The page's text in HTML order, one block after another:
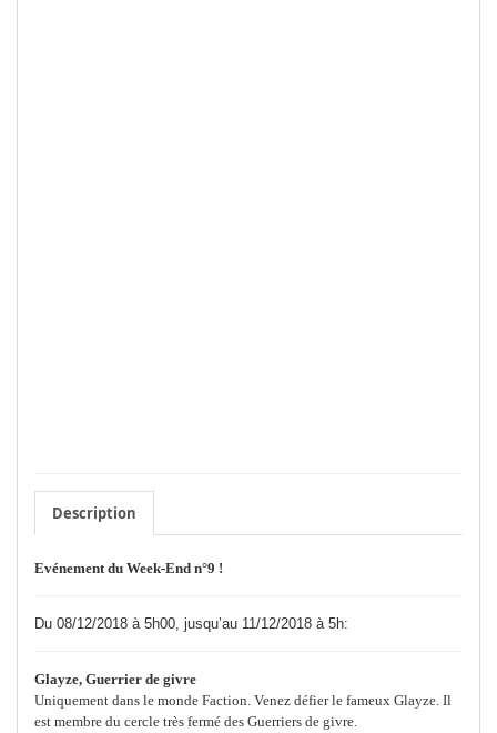
Description
Evénement du Week-End n°9 !
Du 08/12/2018 à 5h00, jusqu’au 11/12/2018 à 5h:
Glayze, Guerrier de givre
Uniquement dans le monde Faction. Venez défier le fameux Glayze. Il
est membre du cercle très fermé des Guerriers de givre.